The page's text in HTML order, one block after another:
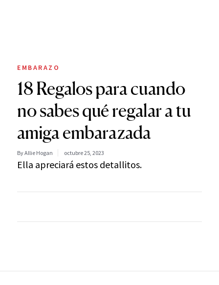
EMBARAZO
18 Regalos para cuando
no sabes qué regalar a tu
amiga embarazada
By Allie Hogan octubre 25, 2023
Ella apreciará estos detallitos.